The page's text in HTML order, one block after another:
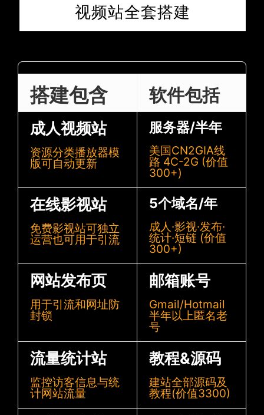
视频站全套搭建
搭建包含 软件包括
成人视频站
资源分类播放器模
版可自动更新
服务器/半年
美国CN2GIA线
路 4C-2G (价值
300+)
在线影视站
免费影视站可独立
运营也可用于引流
5个域名/年
成人·影视·发布·
统计·短链 (价值
300+)
网站发布页
用于引流和网址防
封锁
邮箱账号
Gmail/Hotmail
半年以上匿名老
号
流量统计站
监控访客信息与统
计网站流量
教程&源码
建站全部源码及
教程(价值3300)